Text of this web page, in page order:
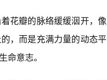
花瓣的脉络缓缓洇开，像
，而是充满力量的动态平
命意志。